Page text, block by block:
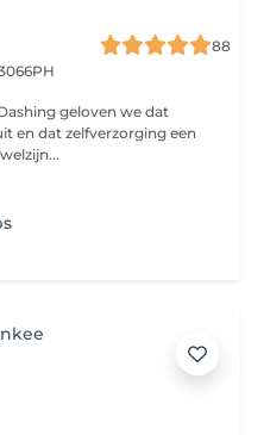
88
geloven we dat
en dat zelfverzorging een